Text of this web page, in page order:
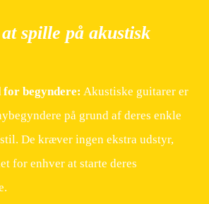
spille på akustisk
begyndere: Akustiske guitarer er
på grund af deres enkle
De kræver ingen ekstra udstyr,
for enhver at starte deres